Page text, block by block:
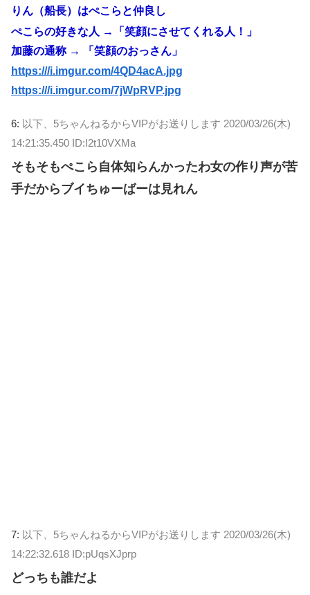
りん（船長）はぺこらと仲良し
ぺこらの好きな人 →「笑顔にさせてくれる人！」
加藤の通称 → 「笑顔のおっさん」
https:///i.imgur.com/4QD4acA.jpg
https:///i.imgur.com/7jWpRVP.jpg
6: 以下、5ちゃんねるからVIPがお送りします 2020/03/26(木)
14:21:35.450 ID:I2t10VXMa
そもそもぺこら自体知らんかったわ女の作り声が苦
手だからブイちゅーばーは見れん
7: 以下、5ちゃんねるからVIPがお送りします 2020/03/26(木)
14:22:32.618 ID:pUqsXJprp
どっちも誰だよ